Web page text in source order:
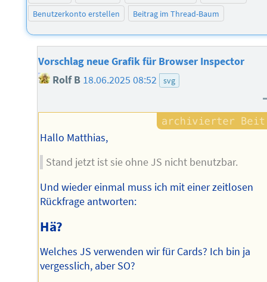
Benutzerkonto erstellen
Beitrag im Thread-Baum
Vorschlag neue Grafik für Browser Inspector
Rolf B 18.06.2025 08:52 svg
Hallo Matthias,
Stand jetzt ist sie ohne JS nicht benutzbar.
Und wieder einmal muss ich mit einer zeitlosen
Rückfrage antworten:
Hä?
Welches JS verwenden wir für Cards? Ich bin ja
vergesslich, aber SO?